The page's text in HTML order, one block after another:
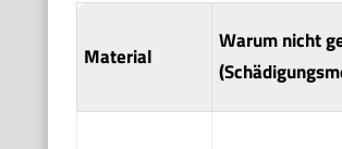
Material
Warum nicht